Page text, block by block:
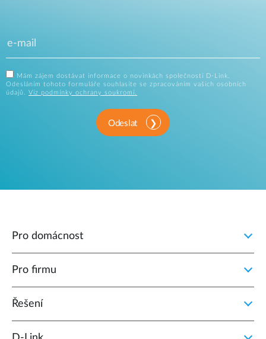
Mám zájem dostávat informace o novinkách společnosti D-Link.
Odesláním tohoto formuláře souhlasíte se zpracováním vašich osobních
údajů. Viz podmínky ochrany soukromí.
Odeslat
Pro domácnost
Pro firmu
Řešení